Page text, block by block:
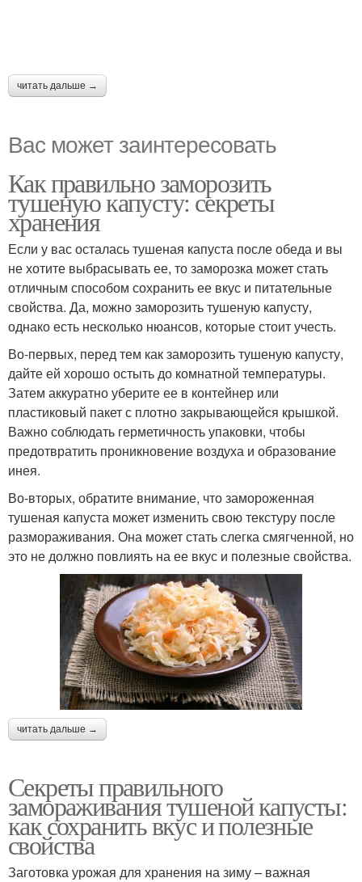
читать дальше →
Вас может заинтересовать
Как правильно заморозить
тушеную капусту: секреты
хранения
Если у вас осталась тушеная капуста после обеда и вы
не хотите выбрасывать ее, то заморозка может стать
отличным способом сохранить ее вкус и питательные
свойства. Да, можно заморозить тушеную капусту,
однако есть несколько нюансов, которые стоит учесть.
Во-первых, перед тем как заморозить тушеную капусту,
дайте ей хорошо остыть до комнатной температуры.
Затем аккуратно уберите ее в контейнер или
пластиковый пакет с плотно закрывающейся крышкой.
Важно соблюдать герметичность упаковки, чтобы
предотвратить проникновение воздуха и образование
инея.
Во-вторых, обратите внимание, что замороженная
тушеная капуста может изменить свою текстуру после
размораживания. Она может стать слегка смягченной, но
это не должно повлиять на ее вкус и полезные свойства.
читать дальше →
Секреты правильного
замораживания тушеной капусты:
как сохранить вкус и полезные
свойства
Заготовка урожая для хранения на зиму – важная